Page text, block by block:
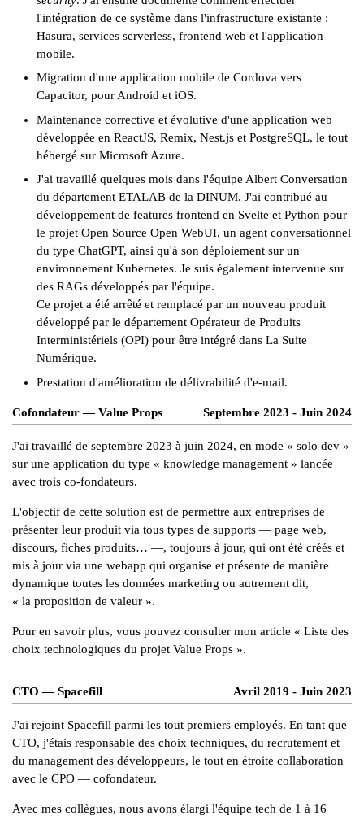
l'intégration de ce système dans l'infrastructure existante :
Hasura, services serverless, frontend web et l'application
mobile.
Migration d'une application mobile deCordova vers
Capacitor, pour Android et iOS.
Maintenance corrective et évolutive d'une application web
développée enReactJS,Remix,Nest.js et PostgreSQL, le tout
hébergé sur Microsoft Azure.
J'ai travaillé quelques mois dans l'équipeAlbert Conversation
du département ETALAB de laDINUM. J'ai contribué au
développement de features frontend en Svelte etPython pour
le projet Open SourceOpen WebUI, un agent conversationnel
du type ChatGPT, ainsi qu'à son déploiement sur un
environnementKubernetes. Je suis également intervenue sur
des RAGs développés par l'équipe.
Ce projet a été arrêté et remplacé par un nouveau produit
développé par le départementOpérateur de Produits
Interministériels (OPI) pour être intégré dansLa Suite
Numérique.
Prestation d'amélioration dedélivrabilité d'e-mail.
Cofondateur — Value Props Septembre 2023 - Juin 2024
J'ai travaillé de septembre 2023 à juin 2024, en mode « solo dev »
sur une application du type «knowledge management » lancée
avec trois co-fondateurs.
L'objectif de cette solution est de permettre aux entreprises de
présenter leur produit via tous types de supports — page web,
discours, fiches produits… —, toujours à jour, qui ont été créés et
mis à jour via une webapp qui organise et présente de manière
dynamique toutes les données marketing ou autrement dit,
« la proposition de valeur ».
Pour en savoir plus, vous pouvez consulter mon article «Liste des
choix technologiques du projet Value Props ».
CTO — Spacefill Avril 2019 - Juin 2023
J'ai rejoint Spacefill parmi les tout premiers employés. En tant que
CTO, j'étais responsable des choix techniques, du recrutement et
du management des développeurs, le tout en étroite collaboration
avec le CPO — cofondateur.
Avec mes collègues, nous avons élargi l'équipe tech de 1 à 16